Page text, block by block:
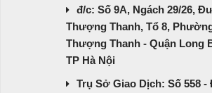
đ/c: Số 9A, Ngách 29/26,
Thượng Thanh, Tổ 8,
Thượng Thanh - Quận Long
TP Hà Nội
Trụ Sở Giao Dịch: Số 558